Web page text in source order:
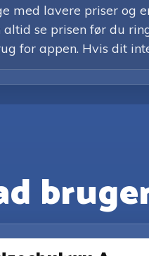
med lavere priser og
se prisen før du
for appen. Hvis dit